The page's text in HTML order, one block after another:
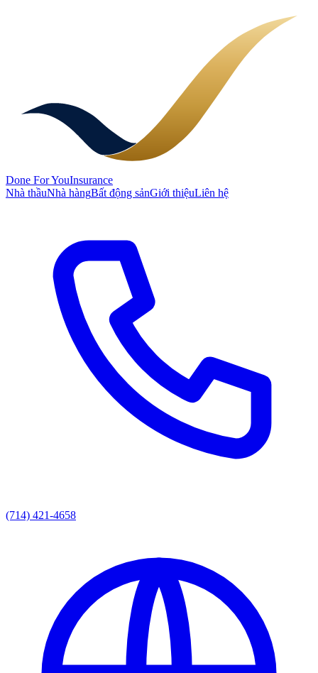
Done For YouInsurance
Nhà thầuNhà hàngBất động sảnGiới thiệuLiên hệ
(714) 421-4658